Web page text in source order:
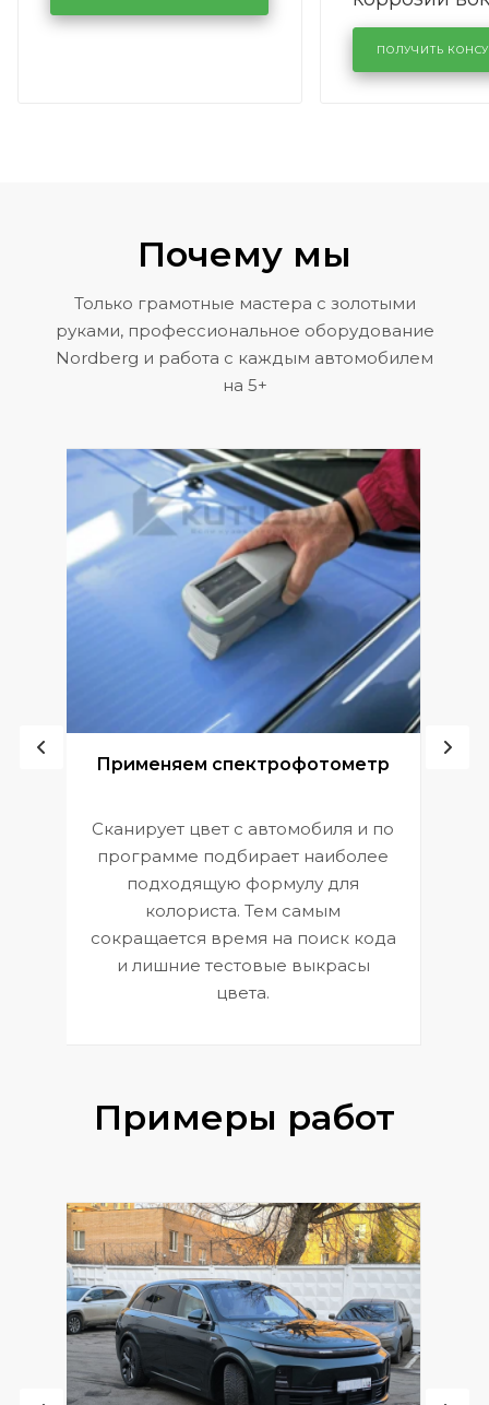
KUTUZOVV
лобового
районе
Volkswagen
ПОЛУЧИТЬ
Почему мы
Только грамотные мастера с золотыми
руками, профессиональное оборудование
Nordberg и работа с каждым автомобилем
на 5+
Применяем спектрофотометр
Сканирует цвет с автомобиля и по
программе подбирает наиболее
подходящую формулу для
колориста. Тем самым
сокращается время на поиск кода
и лишние тестовые выкрасы
цвета.
Примеры работ